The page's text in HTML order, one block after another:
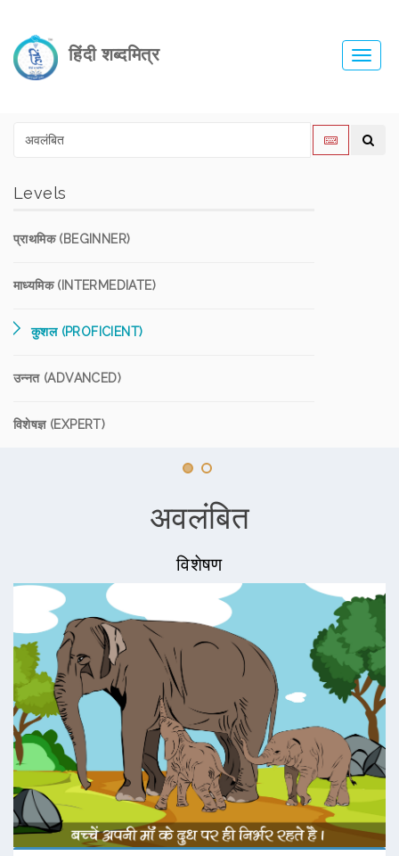
हिंदी शब्दमित्र
Levels
प्राथमिक (BEGINNER)
माध्यमिक (INTERMEDIATE)
कुशल (PROFICIENT)
उन्नत (ADVANCED)
विशेषज्ञ (EXPERT)
अवलंबित
विशेषण